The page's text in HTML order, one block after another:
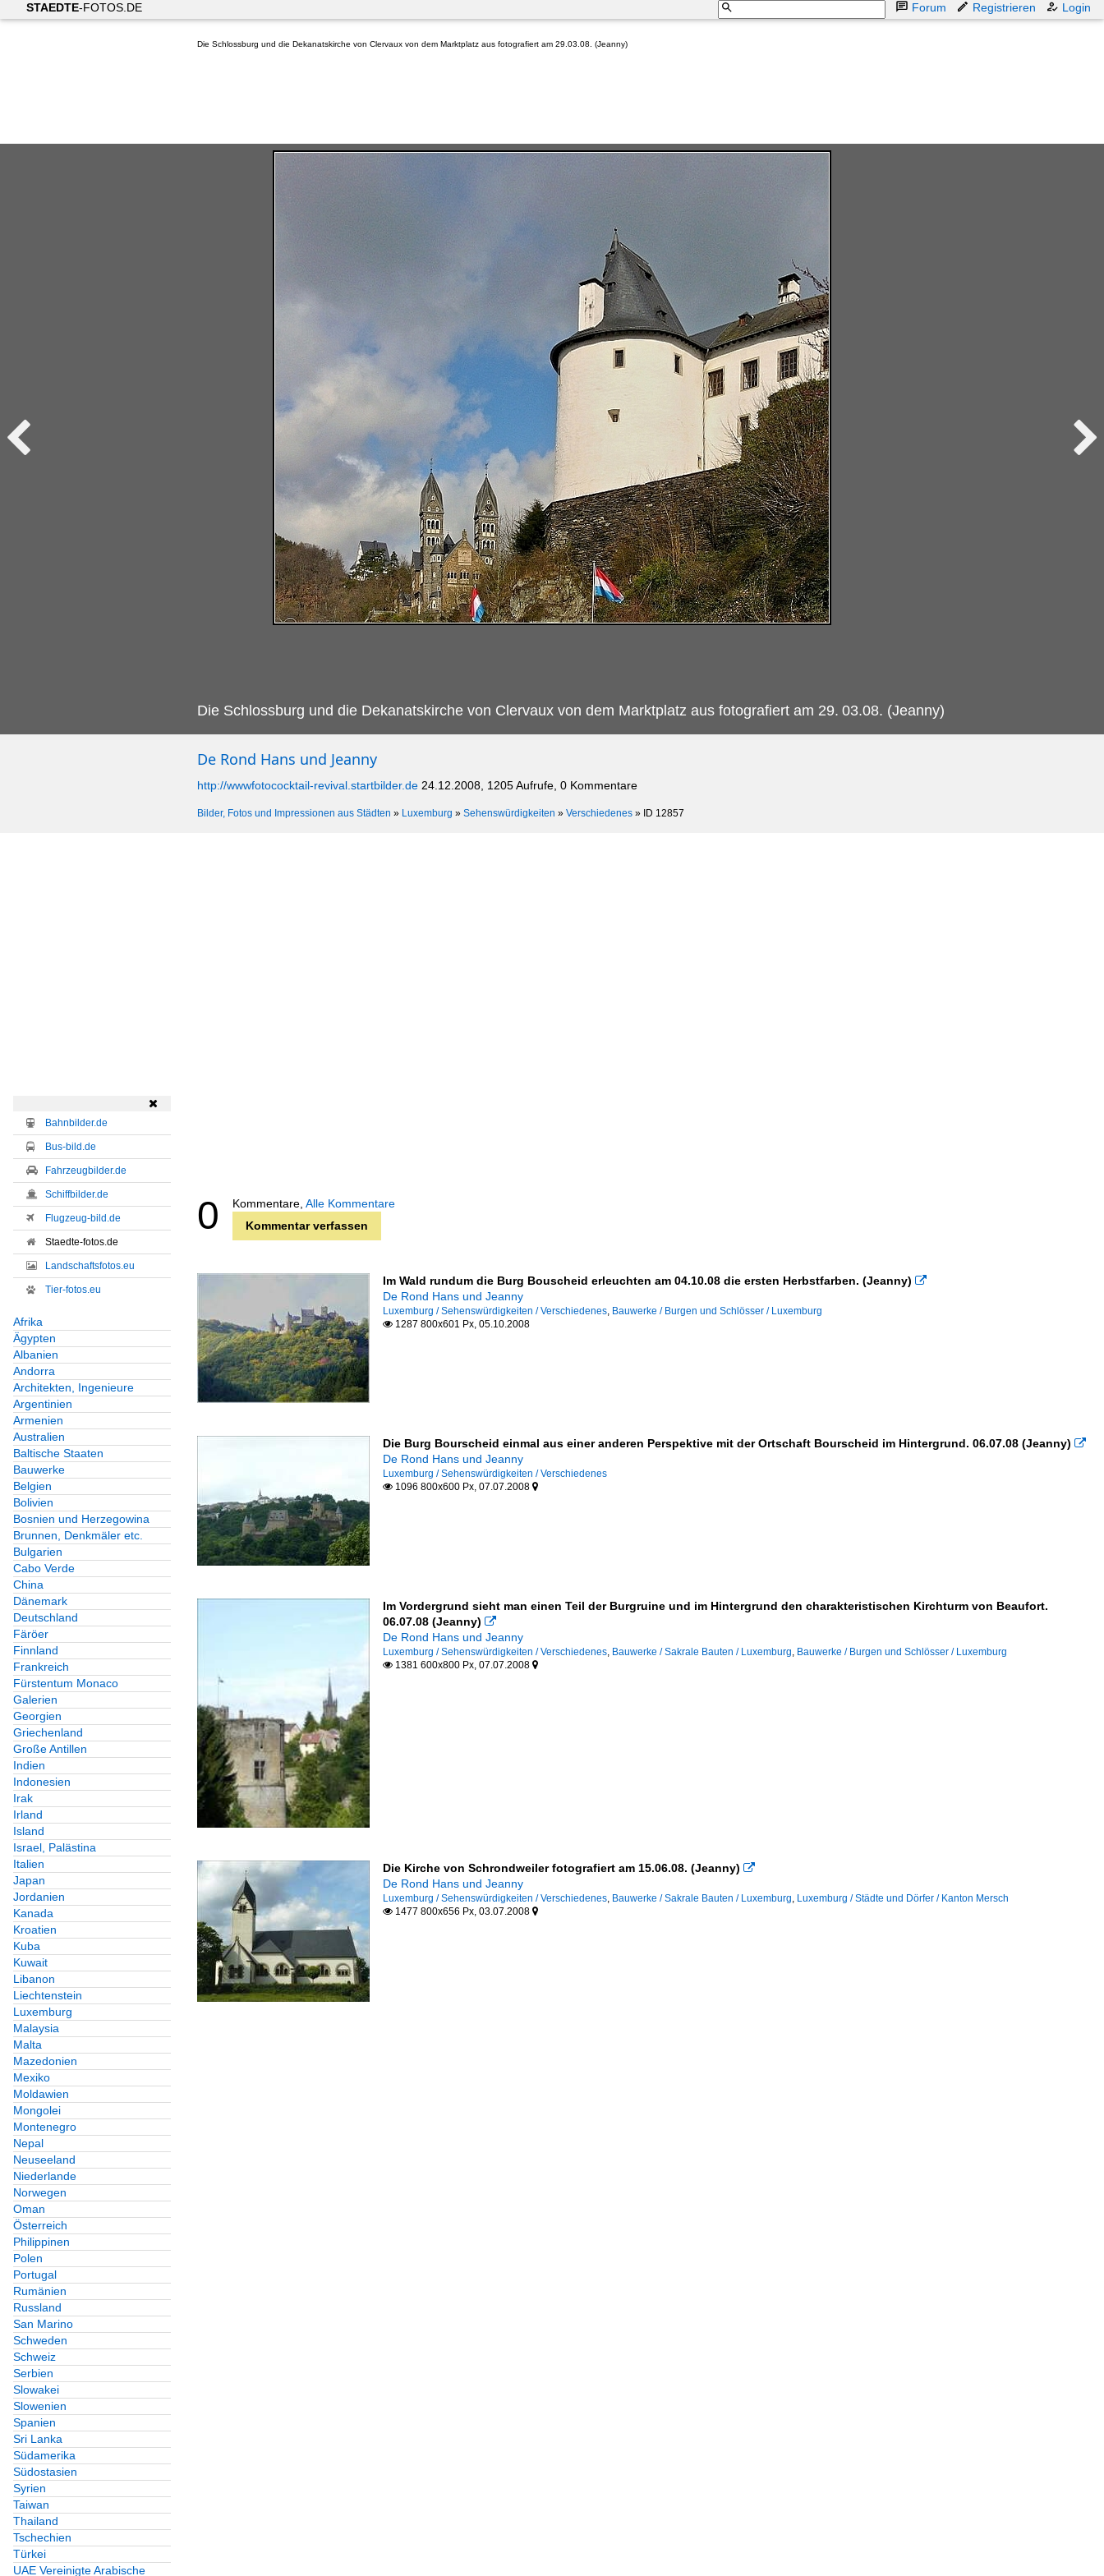
STAEDTE-FOTOS.DE Forum Registrieren Login
Die Schlossburg und die Dekanatskirche von Clervaux von dem Marktplatz aus fotografiert am 29.03.08. (Jeanny)
Die Schlossburg und die Dekanatskirche von Clervaux von dem Marktplatz aus fotografiert am 29. 03.08. (Jeanny)
De Rond Hans und Jeanny
http://wwwfotococktail-revival.startbilder.de 24.12.2008, 1205 Aufrufe, 0 Kommentare
Bilder, Fotos und Impressionen aus Städten » Luxemburg » Sehenswürdigkeiten » Verschiedenes » ID 12857

Bahnbilder.de
Bus-bild.de
Fahrzeugbilder.de
Schiffbilder.de
Flugzeug-bild.de
Staedte-fotos.de
Landschaftsfotos.eu
Tier-fotos.eu
Afrika
Ägypten
Albanien
Andorra
Architekten, Ingenieure
Argentinien
Armenien
Australien
Baltische Staaten
Bauwerke
Belgien
Bolivien
Bosnien und Herzegowina
Brunnen, Denkmäler etc.
Bulgarien
Cabo Verde
China
Dänemark
Deutschland
Färöer
Finnland
Frankreich
Fürstentum Monaco
Galerien
Georgien
Griechenland
Große Antillen
Indien
Indonesien
Irak
Irland
Island
Israel, Palästina
Italien
Japan
Jordanien
Kanada
Kroatien
Kuba
Kuwait
Libanon
Liechtenstein
Luxemburg
Malaysia
Malta
Mazedonien
Mexiko
Moldawien
Mongolei
Montenegro
Nepal
Neuseeland
Niederlande
Norwegen
Oman
Österreich
Philippinen
Polen
Portugal
Rumänien
Russland
San Marino
Schweden
Schweiz
Serbien
Slowakei
Slowenien
Spanien
Sri Lanka
Südamerika
Südostasien
Syrien
Taiwan
Thailand
Tschechien
Türkei
UAE Vereinigte Arabische
0 Kommentare, Alle Kommentare
Kommentar verfassen
Im Wald rundum die Burg Bouscheid erleuchten am 04.10.08 die ersten Herbstfarben. (Jeanny) 
De Rond Hans und Jeanny
Luxemburg / Sehenswürdigkeiten / Verschiedenes, Bauwerke / Burgen und Schlösser / Luxemburg
1287 800x601 Px, 05.10.2008
Die Burg Bourscheid einmal aus einer anderen Perspektive mit der Ortschaft Bourscheid im Hintergrund. 06.07.08 (Jeanny) 
De Rond Hans und Jeanny
Luxemburg / Sehenswürdigkeiten / Verschiedenes
1096 800x600 Px, 07.07.2008 
Im Vordergrund sieht man einen Teil der Burgruine und im Hintergrund den charakteristischen Kirchturm von Beaufort.
06.07.08 (Jeanny) 
De Rond Hans und Jeanny
Luxemburg / Sehenswürdigkeiten / Verschiedenes, Bauwerke / Sakrale Bauten / Luxemburg, Bauwerke / Burgen und Schlösser / Luxemburg
1381 600x800 Px, 07.07.2008 
Die Kirche von Schrondweiler fotografiert am 15.06.08. (Jeanny) 
De Rond Hans und Jeanny
Luxemburg / Sehenswürdigkeiten / Verschiedenes, Bauwerke / Sakrale Bauten / Luxemburg, Luxemburg / Städte und Dörfer / Kanton Mersch
1477 800x656 Px, 03.07.2008 